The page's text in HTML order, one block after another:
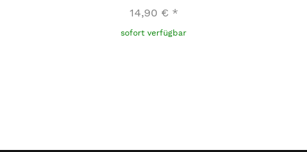
14,90 € *
sofort verfügbar